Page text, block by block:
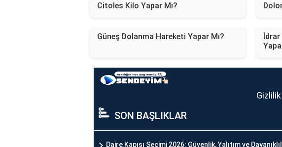
Citoles Kilo Yapar Mı?
Güneş Dolanma Hareketi Yapar Mı?
İdrar
SON BAŞLIKLAR
Daire Kapısı Seçimi 2026: Güvenlik, Yalıtım ve